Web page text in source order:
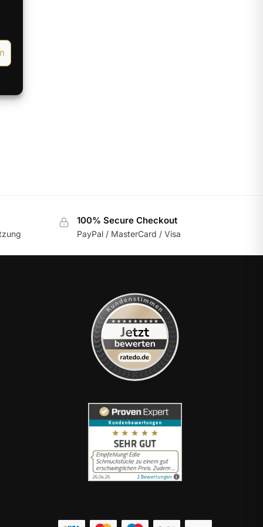
100% Secure Checkout
PayPal / MasterCard / Visa